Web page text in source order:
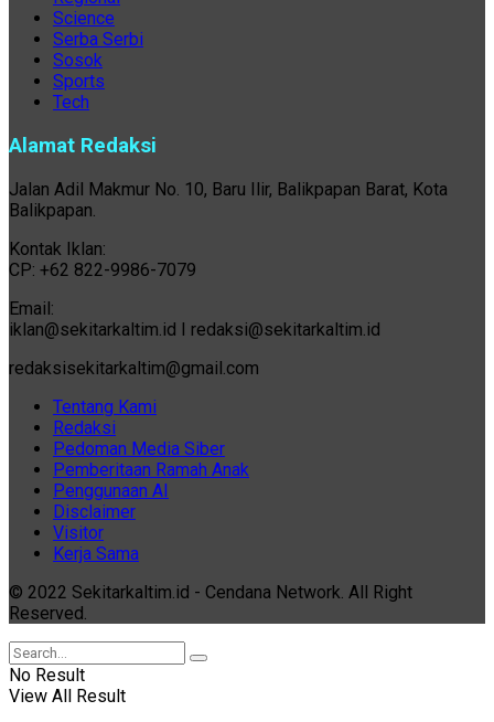
Science
Serba Serbi
Sosok
Sports
Tech
Alamat Redaksi
Jalan Adil Makmur No. 10, Baru Ilir, Balikpapan Barat, Kota
Balikpapan.
Kontak Iklan:
CP: +62 822-9986-7079
Email:
iklan@sekitarkaltim.id I redaksi@sekitarkaltim.id
redaksisekitarkaltim@gmail.com
Tentang Kami
Redaksi
Pedoman Media Siber
Pemberitaan Ramah Anak
Penggunaan AI
Disclaimer
Visitor
Kerja Sama
© 2022 Sekitarkaltim.id - Cendana Network. All Right
Reserved.
No Result
View All Result